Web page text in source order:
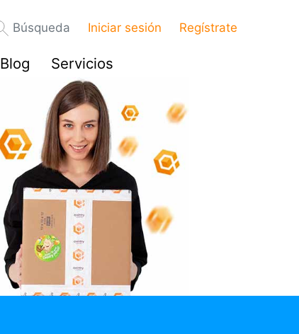
Búsqueda Iniciar sesión Regístrate
Blog Servicios